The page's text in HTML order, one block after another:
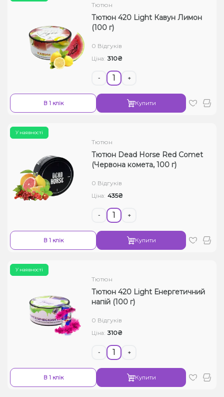
Тютюн
Тютюн 420 Light Кавун Лимон
(100 г)
0 Відгуків
Ціна: 310₴
- +
В 1 клік Купити
У наявності
Тютюн
Тютюн Dead Horse Red Comet
(Червона комета, 100 г)
0 Відгуків
Ціна: 435₴
- +
В 1 клік Купити
У наявності
Тютюн
Тютюн 420 Light Енергетичний
напій (100 г)
0 Відгуків
Ціна: 310₴
- +
В 1 клік Купити